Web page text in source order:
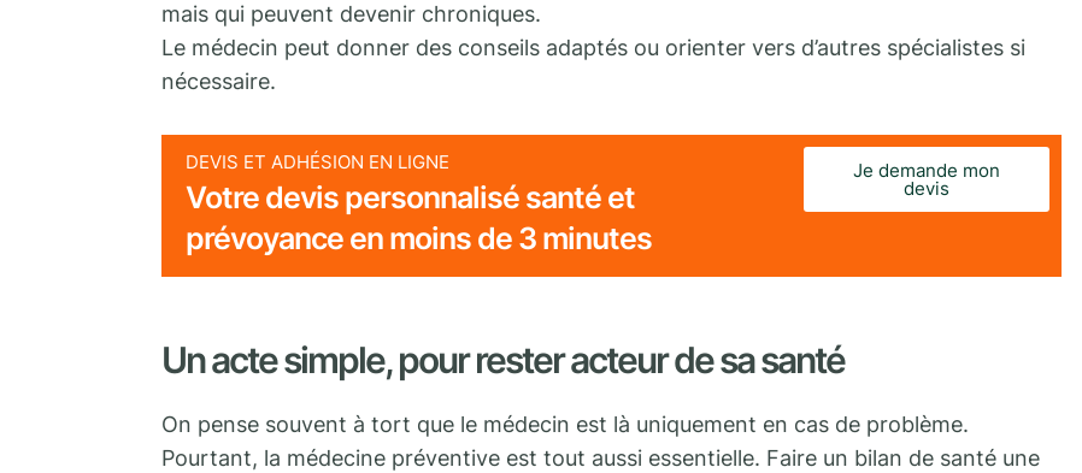
mais qui peuvent devenir chroniques.
Le médecin peut donner des conseils adaptés ou orienter vers d’autres spécialistes si
nécessaire.
DEVIS ET ADHÉSION EN LIGNE
Votre devis personnalisé santé et
prévoyance en moins de 3 minutes
Je demande mon
devis
Un acte simple, pour rester acteur de sa santé
On pense souvent à tort que le médecin est là uniquement en cas de problème.
Pourtant, la médecine préventive est tout aussi essentielle. Faire un bilan de santé une